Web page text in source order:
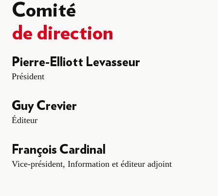
Comité
de direction
Pierre-Elliott Levasseur
Président
Guy Crevier
Éditeur
François Cardinal
Vice-président, Information et éditeur adjoint